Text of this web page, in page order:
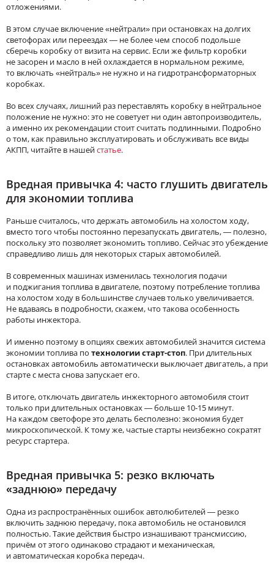
отложениями.
В этом случае включение «нейтрали» при остановках на долгих
светофорах или переездах — не более чем способ подольше
сберечь коробку от визита на сервис. Если же фильтр коробки
не засорен и масло в ней охлаждается в нормальном режиме,
то включать «нейтраль» не нужно и на гидротрансформаторных
коробках.
Во всех случаях, лишний раз переставлять коробку в нейтральное
положение не нужно: это не советует ни один автопроизводитель,
а именно их рекомендации стоит считать подлинными. Подробно
о том, как правильно эксплуатировать и обслуживать все виды
АКПП, читайте в нашейстатье.
Вредная привычка 4: часто глушить двигатель
для экономии топлива
Раньше считалось, что держать автомобиль на холостом ходу,
вместо того чтобы постоянно перезапускать двигатель, — полезно,
поскольку это позволяет экономить топливо. Сейчас это убеждение
справедливо лишь для некоторых старых автомобилей.
В современных машинах изменилась технология подачи
и поджигания топлива в двигателе, поэтому потребление топлива
на холостом ходу в большинстве случаев только увеличивается.
Не вдаваясь в подробности, скажем, что такова особенность
работы инжектора.
И именно поэтому в опциях свежих автомобилей значится система
экономии топлива по технологии старт-стоп. При длительных
остановках автомобиль автоматически выключает двигатель, а при
старте с места снова запускает его.
В итоге, отключать двигатель инжекторного автомобиля стоит
только при длительных остановках — больше 10-15 минут.
На каждом светофоре это делать бесполезно: экономия будет
микроскопической. К тому же, частые старты неизбежно сократят
ресурс стартера.
Вредная привычка 5: резко включать
«заднюю» передачу
Одна из распространённых ошибок автолюбителей — резко
включить заднюю передачу, пока автомобиль не остановился
полностью. Такие действия быстро изнашивают трансмиссию,
причём от этого одинаково страдают и механическая,
и автоматическая коробка передач.